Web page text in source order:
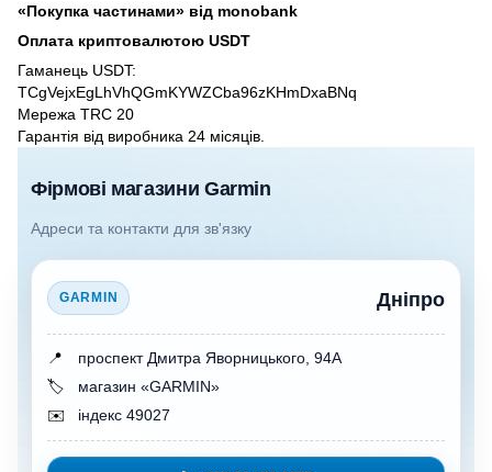
«Покупка частинами» від monobank
Оплата криптовалютою USDT
Гаманець USDT:
TCgVejxEgLhVhQGmKYWZCba96zKHmDxaBNq
Мережа TRC 20
Гарантія від виробника 24 місяців.
Фірмові магазини Garmin
Адреси та контакти для зв'язку
GARMIN Дніпро
📍
проспект Дмитра Яворницького, 94А
🏷️
магазин «GARMIN»
✉️
індекс 49027